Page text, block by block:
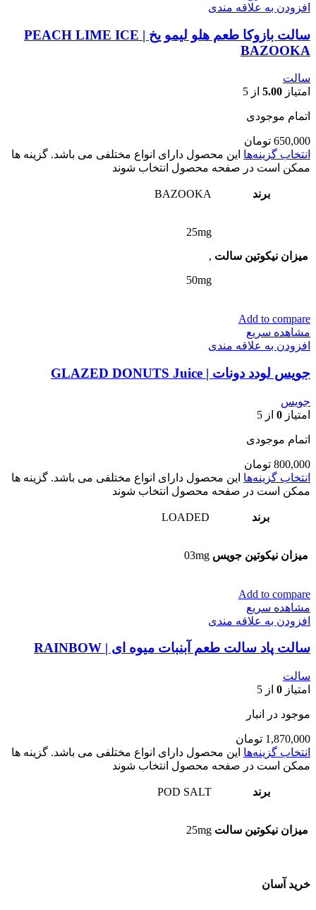
افزودن به علاقه مندی
سالت بازوکا طعم هلو لیمو یخ | PEACH LIME ICE
BAZOOKA
سالت
امتیاز 5.00 از 5
اتمام موجودی
650,000 تومان
انتخاب گزینه‌ها این محصول دارای انواع مختلفی می باشد. گزینه ها
ممکن است در صفحه محصول انتخاب شوند
برند BAZOOKA
میزان نیکوتین سالت
25mg
,
50mg
Add to compare
مشاهده سریع
افزودن به علاقه مندی
جویس لودد دونات | GLAZED DONUTS Juice
جویس
امتیاز 0 از 5
اتمام موجودی
800,000 تومان
انتخاب گزینه‌ها این محصول دارای انواع مختلفی می باشد. گزینه ها
ممکن است در صفحه محصول انتخاب شوند
برند LOADED
میزان نیکوتین جویس 03mg
Add to compare
مشاهده سریع
افزودن به علاقه مندی
سالت پاد سالت طعم آبنبات میوه ای | RAINBOW
سالت
امتیاز 0 از 5
موجود در انبار
1,870,000 تومان
انتخاب گزینه‌ها این محصول دارای انواع مختلفی می باشد. گزینه ها
ممکن است در صفحه محصول انتخاب شوند
برند POD SALT
میزان نیکوتین سالت 25mg
خرید آسان